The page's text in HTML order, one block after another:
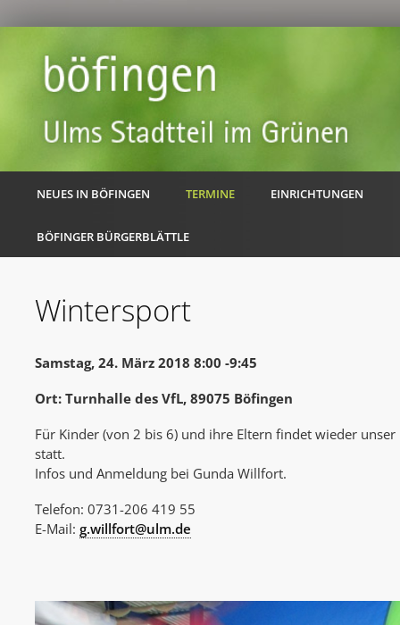
NEUES IN BÖFINGEN TERMINE EINRICHTUNGEN
BÖFINGER BÜRGERBLÄTTLE
Wintersport
Samstag, 24. März 2018 8:00 -9:45
Ort: Turnhalle des VfL, 89075 Böfingen
Für Kinder (von 2 bis 6) und ihre Eltern findet wieder
statt.
Infos und Anmeldung bei Gunda Willfort.
Telefon: 0731-206 419 55
E-Mail:g.willfort@ulm.de